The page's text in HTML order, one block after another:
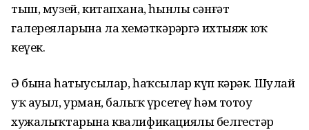
тыш, музей, китапхана, һынлы сәнғәт
галереяларына ла хеҙмәткәрҙәргә ихтыяж юҡ
кеүек.
Ә бына һатыусылар, һаҡсылар күп кәрәк. Шулай
уҡ ауыл, урман, балыҡ үрсетеү һәм тотоу
хужалыҡтарына квалификациялы белгестәр